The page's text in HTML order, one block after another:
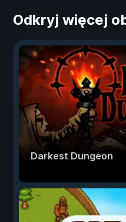
Odkryj więcej
Darkest Dungeon